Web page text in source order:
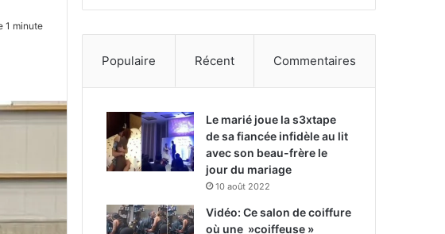
1 minute
Populaire Récent Commentaires
Le marié joue la s3xtape
de sa fiancée infidèle au lit
avec son beau-frère le
jour du mariage
10 août 2022
Vidéo: Ce salon de coiffure
où une »coiffeuse »